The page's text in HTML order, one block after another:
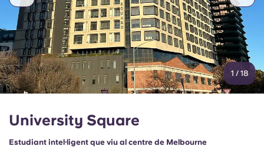
1 / 18
University Square
Estudiant intel·ligent que viu al centre de Melbourne